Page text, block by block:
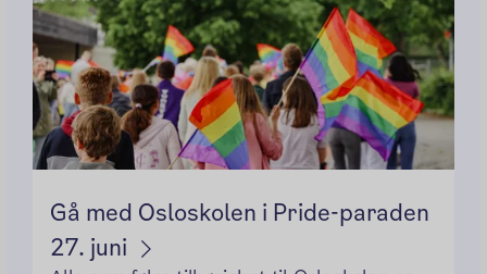
Gå med Osloskolen i Pride-paraden
27. juni